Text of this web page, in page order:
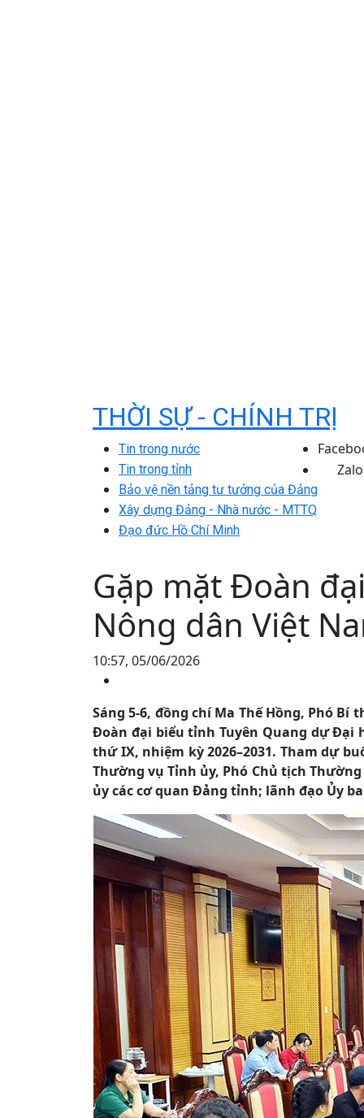
THỜI SỰ - CHÍNH TRỊ
Tin trong nước
Tin trong tỉnh
Bảo vệ nền tảng tư tưởng của Đảng
Xây dựng Đảng - Nhà nước - MTTQ
Đạo đức Hồ Chí Minh
Zalo
Gặp mặt Đoàn
Nông dân Việt
10:57, 05/06/2026
Sáng 5-6, đồng chí Ma Thế Hồng, Phó
Đoàn đại biểu tỉnh Tuyên Quang dự Đại
thứ IX, nhiệm kỳ 2026–2031. Tham dự
Thường vụ Tỉnh ủy, Phó Chủ tịch
ủy các cơ quan Đảng tỉnh; lãnh đạo Ủy